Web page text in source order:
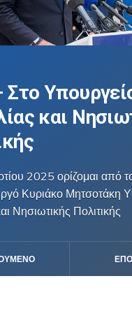
Στο
και
2025 ορίζομαι από
Κυριάκο Μητσοτάκη
Νησιωτικής Πολιτικής